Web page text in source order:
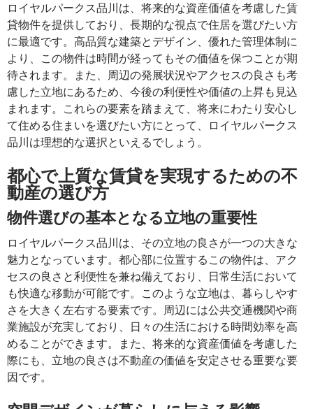
ロイヤルパークス品川は、将来的な資産価値を考慮した賃
貸物件を提供しており、長期的な視点で住居を選びたい方
に最適です。高品質な建築とデザイン、優れた管理体制に
より、この物件は時間が経ってもその価値を保つことが期
待されます。また、周辺の発展状況やアクセスの良さも考
慮した立地にあるため、今後の利便性や価値の上昇も見込
まれます。これらの要素を踏まえて、将来にわたり安心し
て住める住まいを選びたい方にとって、ロイヤルパークス
品川は理想的な選択といえるでしょう。
都心で上質な賃貸を実現するための不
動産の選び方
物件選びの基本となる立地の重要性
ロイヤルパークス品川は、その立地の良さが一つの大きな
魅力となっています。都心部に位置するこの物件は、アク
セスの良さと利便性を兼ね備えており、日常生活において
も快適な移動が可能です。このような立地は、暮らしやす
さを大きく左右する要素です。周辺には公共交通機関や商
業施設が充実しており、日々の生活における時間効率を高
めることができます。また、将来的な資産価値を考慮した
際にも、立地の良さは不動産の価値を安定させる重要な要
因です。